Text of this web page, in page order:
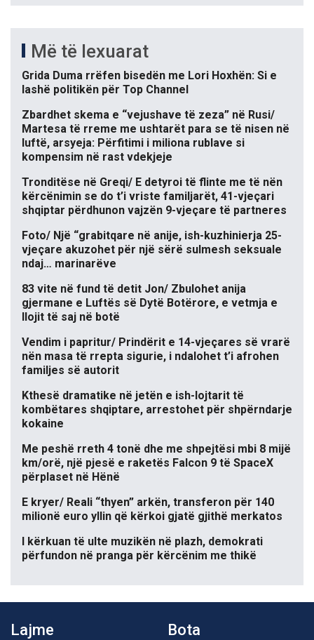
Më të lexuarat
Grida Duma rrëfen bisedën me Lori Hoxhën: Si e
lashë politikën për Top Channel
Zbardhet skema e “vejushave të zeza” në Rusi/
Martesa të rreme me ushtarët para se të nisen në
luftë, arsyeja: Përfitimi i miliona rublave si
kompensim në rast vdekjeje
Tronditëse në Greqi/ E detyroi të flinte me të nën
kërcënimin se do t’i vriste familjarët, 41-vjeçari
shqiptar përdhunon vajzën 9-vjeçare të partneres
Foto/ Një “grabitqare në anije, ish-kuzhinierja 25-
vjeçare akuzohet për një sërë sulmesh seksuale
ndaj… marinarëve
83 vite në fund të detit Jon/ Zbulohet anija
gjermane e Luftës së Dytë Botërore, e vetmja e
llojit të saj në botë
Vendim i papritur/ Prindërit e 14-vjeçares së vrarë
nën masa të rrepta sigurie, i ndalohet t’i afrohen
familjes së autorit
Kthesë dramatike në jetën e ish-lojtarit të
kombëtares shqiptare, arrestohet për shpërndarje
kokaine
Me peshë rreth 4 tonë dhe me shpejtësi mbi 8 mijë
km/orë, një pjesë e raketës Falcon 9 të SpaceX
përplaset në Hënë
E kryer/ Reali “thyen” arkën, transferon për 140
milionë euro yllin që kërkoi gjatë gjithë merkatos
I kërkuan të ulte muzikën në plazh, demokrati
përfundon në pranga për kërcënim me thikë
Lajme Bota